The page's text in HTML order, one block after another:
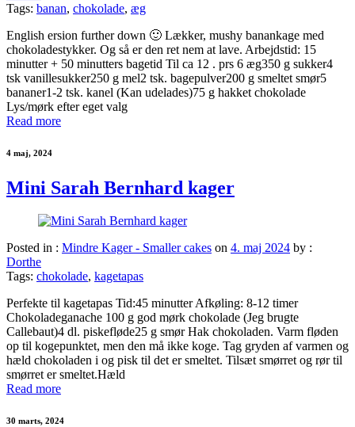
Tags: banan, chokolade, æg
English ersion further down 🙂 Lækker, mushy banankage med
chokoladestykker. Og så er den ret nem at lave. Arbejdstid: 15
minutter + 50 minutters bagetid Til ca 12 . prs 6 æg350 g sukker4
tsk vanillesukker250 g mel2 tsk. bagepulver200 g smeltet smør5
bananer1-2 tsk. kanel (Kan udelades)75 g hakket chokolade
Lys/mørk efter eget valg
Read more
4 maj, 2024
Mini Sarah Bernhard kager
Posted in : Mindre Kager - Smaller cakes on 4. maj 2024 by :
Dorthe
Tags: chokolade, kagetapas
Perfekte til kagetapas Tid:45 minutter Afkøling: 8-12 timer
Chokoladeganache 100 g god mørk chokolade (Jeg brugte
Callebaut)4 dl. piskefløde25 g smør Hak chokoladen. Varm fløden
op til kogepunktet, men den må ikke koge. Tag gryden af varmen og
hæld chokoladen i og pisk til det er smeltet. Tilsæt smørret og rør til
smørret er smeltet.Hæld
Read more
30 marts, 2024